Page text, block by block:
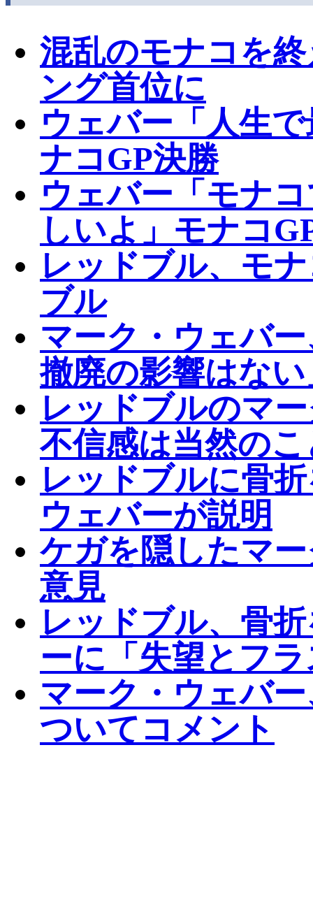
混乱のモナコを
ング首位に
ウェバー「人生
ナコGP決勝
ウェバー「モナ
しいよ」モナコ
レッドブル、モ
ブル
マーク・ウェバ
撤廃の影響はない
レッドブルのマ
不信感は当然の
レッドブルに骨
ウェバーが説明
ケガを隠したマ
意見
レッドブル、骨
ーに「失望とフ
マーク・ウェバ
ついてコメント